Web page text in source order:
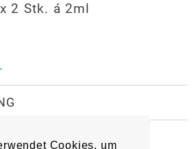
Cookies, um
2 Stk. á 2ml